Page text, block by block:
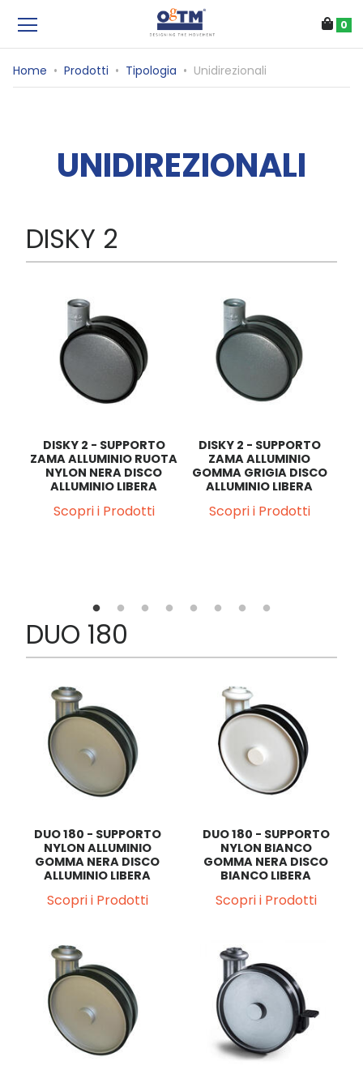
0
Home • Prodotti • Tipologia • Unidirezionali
UNIDIREZIONALI
DISKY 2
DISKY 2 - SUPPORTO
ZAMA ALLUMINIO RUOTA
NYLON NERA DISCO
ALLUMINIO LIBERA
Scopri i Prodotti
DISKY 2 - SUPPORTO
ZAMA ALLUMINIO
GOMMA GRIGIA DISCO
ALLUMINIO LIBERA
Scopri i Prodotti
DUO 180
DUO 180 - SUPPORTO
NYLON ALLUMINIO
GOMMA NERA DISCO
ALLUMINIO LIBERA
Scopri i Prodotti
DUO 180 - SUPPORTO
NYLON BIANCO
GOMMA NERA DISCO
BIANCO LIBERA
Scopri i Prodotti